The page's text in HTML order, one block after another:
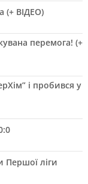
(+ ВІДЕО)
перемога! (+
і пробився у
Першої ліги